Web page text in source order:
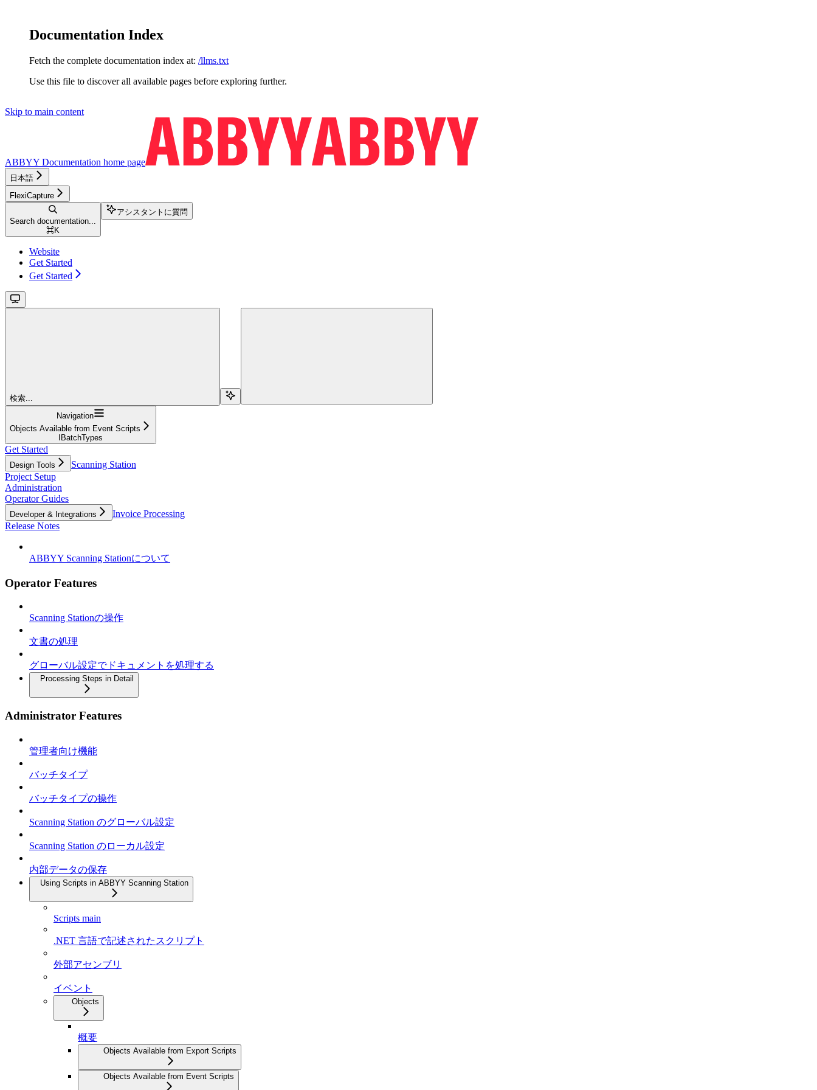
Documentation Index
Fetch the complete documentation index at: /llms.txt
Use this file to discover all available pages before exploring further.
Skip to main content
ABBYY Documentation home page
日本語
FlexiCapture
Search documentation...
⌘K
アシスタントに質問
Website
Get Started
Get Started
検索...
Navigation
Objects Available from Event Scripts
IBatchTypes
Get Started
Design Tools
Scanning Station
Project Setup
Administration
Operator Guides
Developer & Integrations
Invoice Processing
Release Notes
ABBYY Scanning Stationについて
Operator Features
Scanning Stationの操作
文書の処理
グローバル設定でドキュメントを処理する
Processing Steps in Detail
Administrator Features
管理者向け機能
バッチタイプ
バッチタイプの操作
Scanning Station のグローバル設定
Scanning Station のローカル設定
内部データの保存
Using Scripts in ABBYY Scanning Station
Scripts main
.NET 言語で記述されたスクリプト
外部アセンブリ
イベント
Objects
概要
Objects Available from Export Scripts
Objects Available from Event Scripts